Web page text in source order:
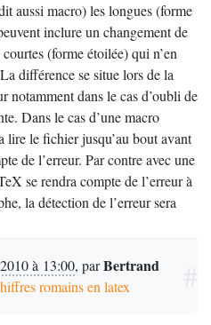
aussi macro) les longues (forme
inclure un changement de
(forme étoilée) qui n’en
différence se situe lors de la
notamment dans le cas d’oubli de
Dans le cas d’une macro
lire le fichier jusqu’au bout avant
de l’erreur. Par contre avec une
se rendra compte de l’erreur à
la détection de l’erreur sera
à 13:00, parBertrand
romains en latex